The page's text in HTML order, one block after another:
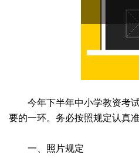
今年下半年中小学教资考
要的一环。务必按照规定认真
一、照片规定